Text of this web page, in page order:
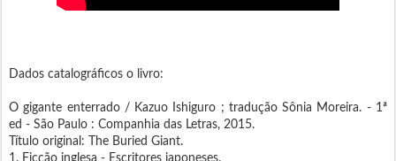
Dados catalográficos o livro:
O gigante enterrado / Kazuo Ishiguro ; tradução Sônia Moreira. - 1ª
ed - São Paulo : Companhia das Letras, 2015.
Título original: The Buried Giant.
1. Ficção inglesa - Escritores japoneses.